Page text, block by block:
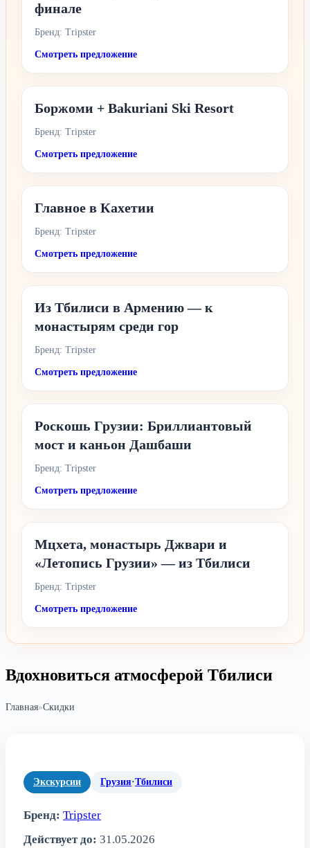
финале
Бренд: Tripster
Смотреть предложение
Боржоми + Bakuriani Ski Resort
Бренд: Tripster
Смотреть предложение
Главное в Кахетии
Бренд: Tripster
Смотреть предложение
Из Тбилиси в Армению — к
монастырям среди гор
Бренд: Tripster
Смотреть предложение
Роскошь Грузии: Бриллиантовый
мост и каньон Дашбаши
Бренд: Tripster
Смотреть предложение
Мцхета, монастырь Джвари и
«Летопись Грузии» — из Тбилиси
Бренд: Tripster
Смотреть предложение
Вдохновиться атмосферой Тбилиси
Главная»Скидки
Экскурсии Грузия·Тбилиси
Бренд: Tripster
Действует до: 31.05.2026